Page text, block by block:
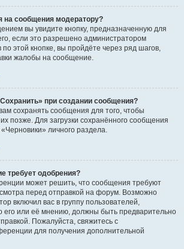
на сообщения модератору?
вы увидите кнопку, предназначенную для
если это разрешено администратором
этой кнопке, вы пройдёте через ряд шагов,
жалобы на сообщение.
при создании сообщения?
сохранять сообщения для того, чтобы
позже. Для загрузки сохранённого сообщения
личного раздела.
требует одобрения?
может решить, что сообщения требуют
перед отправкой на форум. Возможно
включил вас в группу пользователей,
его или её мнению, должны быть предварительно
Пожалуйста, свяжитесь с
для получения дополнительной